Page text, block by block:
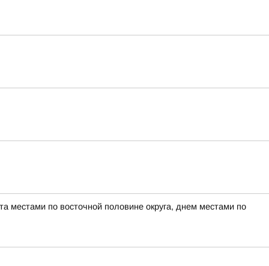
местами по восточной половине округа, днем местами по